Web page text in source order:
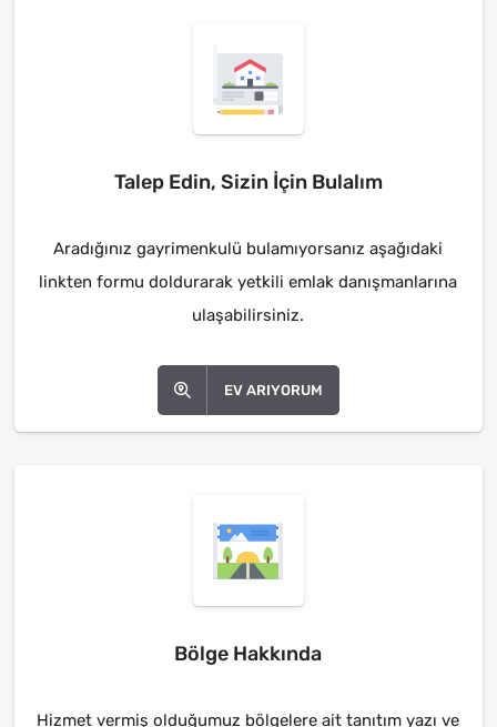
Talep Edin, Sizin İçin Bulalım
Aradığınız gayrimenkulü bulamıyorsanız aşağıdaki
linkten formu doldurarak yetkili emlak danışmanlarına
ulaşabilirsiniz.
EV ARIYORUM
Bölge Hakkında
Hizmet vermiş olduğumuz bölgelere ait tanıtım yazı ve